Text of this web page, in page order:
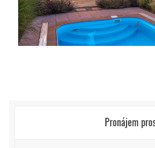
Pronájem